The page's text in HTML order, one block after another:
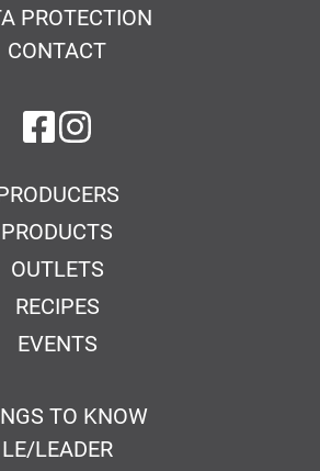
PROTECTION
CONTACT
on Facebook
on Instagram
PRODUCTS
OUTLETS
RECIPES
EVENTS
TO KNOW
LE/LEADER